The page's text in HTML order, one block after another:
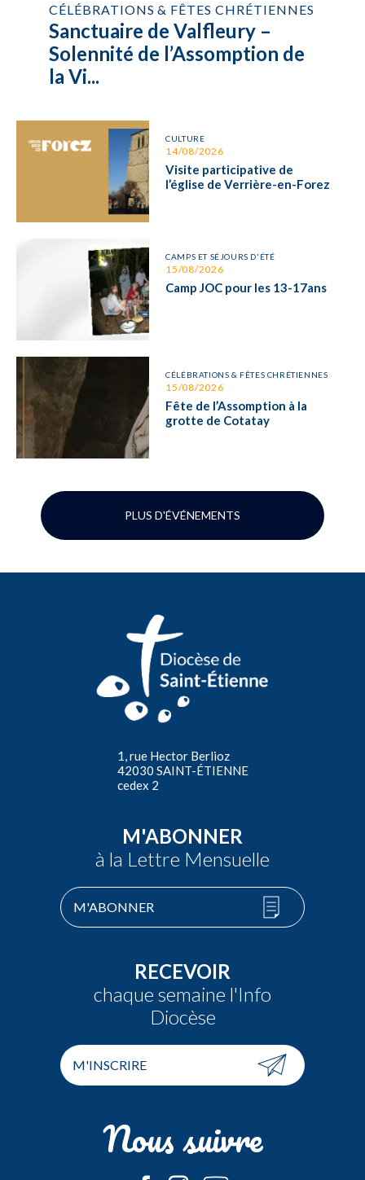
PLUS D'ÉVÉNEMENTS
CÉLÉBRATIONS & FÊTES CHRÉTIENNES
Sanctuaire de Valfleury –
Solennité de l’Assomption de
la Vi...
CULTURE
14/08/2026
Visite participative de
l’église de Verrière-en-Forez
CAMPS ET SÉJOURS D'ÉTÉ
15/08/2026
Camp JOC pour les 13-17ans
CÉLÉBRATIONS & FÊTES CHRÉTIENNES
15/08/2026
Fête de l’Assomption à la
grotte de Cotatay
1, rue Hector Berlioz
42030 SAINT-ÉTIENNE
cedex 2
M'ABONNER
à la Lettre Mensuelle
M'ABONNER
RECEVOIR
chaque semaine l'Info
Diocèse
M'INSCRIRE
Nous suivre